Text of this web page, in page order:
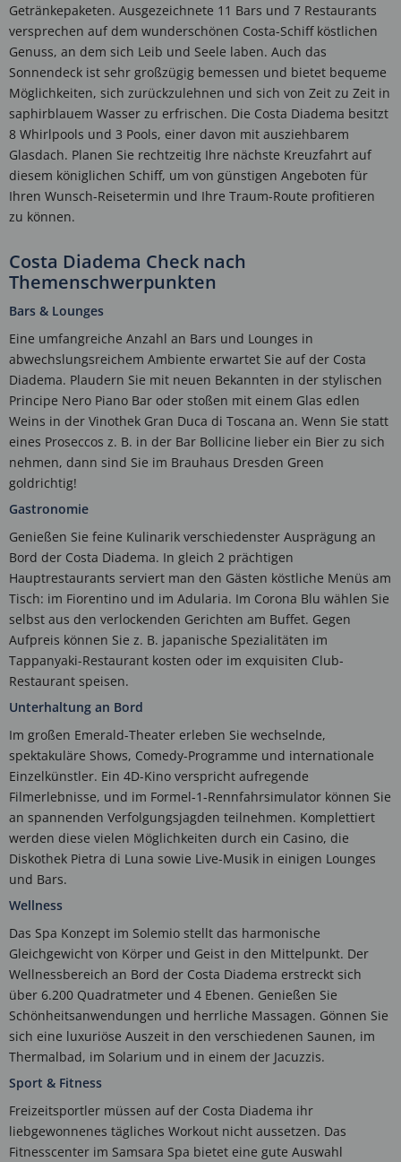
Getränkepaketen. Ausgezeichnete 11 Bars und 7 Restaurants
versprechen auf dem wunderschönen Costa-Schiff köstlichen
Genuss, an dem sich Leib und Seele laben. Auch das
Sonnendeck ist sehr großzügig bemessen und bietet bequeme
Möglichkeiten, sich zurückzulehnen und sich von Zeit zu Zeit in
saphirblauem Wasser zu erfrischen. Die Costa Diadema besitzt
8 Whirlpools und 3 Pools, einer davon mit ausziehbarem
Glasdach. Planen Sie rechtzeitig Ihre nächste Kreuzfahrt auf
diesem königlichen Schiff, um von günstigen Angeboten für
Ihren Wunsch-Reisetermin und Ihre Traum-Route profitieren
zu können.
Costa Diadema Check nach
Themenschwerpunkten
Bars & Lounges
Eine umfangreiche Anzahl an Bars und Lounges in
abwechslungsreichem Ambiente erwartet Sie auf der Costa
Diadema. Plaudern Sie mit neuen Bekannten in der stylischen
Principe Nero Piano Bar oder stoßen mit einem Glas edlen
Weins in der Vinothek Gran Duca di Toscana an. Wenn Sie statt
eines Proseccos z. B. in der Bar Bollicine lieber ein Bier zu sich
nehmen, dann sind Sie im Brauhaus Dresden Green
goldrichtig!
Gastronomie
Genießen Sie feine Kulinarik verschiedenster Ausprägung an
Bord der Costa Diadema. In gleich 2 prächtigen
Hauptrestaurants serviert man den Gästen köstliche Menüs am
Tisch: im Fiorentino und im Adularia. Im Corona Blu wählen Sie
selbst aus den verlockenden Gerichten am Buffet. Gegen
Aufpreis können Sie z. B. japanische Spezialitäten im
Tappanyaki-Restaurant kosten oder im exquisiten Club-
Restaurant speisen.
Unterhaltung an Bord
Im großen Emerald-Theater erleben Sie wechselnde,
spektakuläre Shows, Comedy-Programme und internationale
Einzelkünstler. Ein 4D-Kino verspricht aufregende
Filmerlebnisse, und im Formel-1-Rennfahrsimulator können Sie
an spannenden Verfolgungsjagden teilnehmen. Komplettiert
werden diese vielen Möglichkeiten durch ein Casino, die
Diskothek Pietra di Luna sowie Live-Musik in einigen Lounges
und Bars.
Wellness
Das Spa Konzept im Solemio stellt das harmonische
Gleichgewicht von Körper und Geist in den Mittelpunkt. Der
Wellnessbereich an Bord der Costa Diadema erstreckt sich
über 6.200 Quadratmeter und 4 Ebenen. Genießen Sie
Schönheitsanwendungen und herrliche Massagen. Gönnen Sie
sich eine luxuriöse Auszeit in den verschiedenen Saunen, im
Thermalbad, im Solarium und in einem der Jacuzzis.
Sport & Fitness
Freizeitsportler müssen auf der Costa Diadema ihr
liebgewonnenes tägliches Workout nicht aussetzen. Das
Fitnesscenter im Samsara Spa bietet eine gute Auswahl